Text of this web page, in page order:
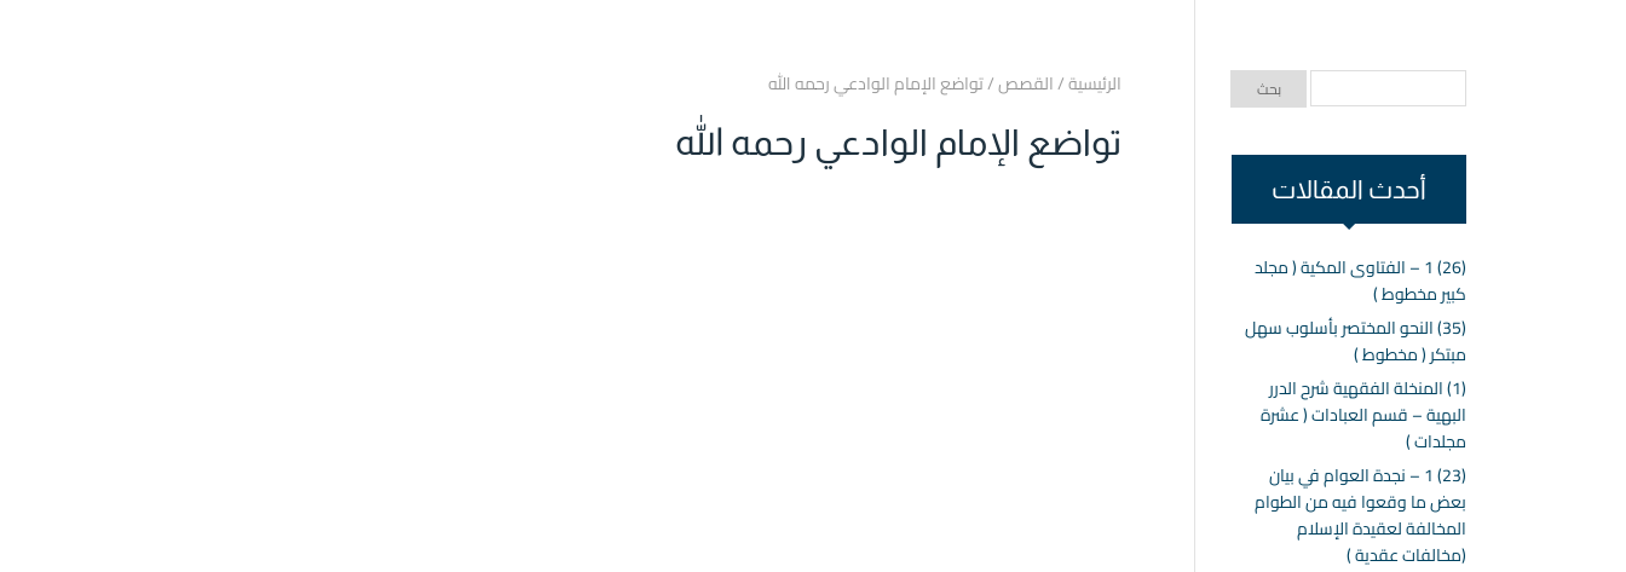
الرئيسية/القصص/تواضع الإمام الوادعي رحمه الله
تواضع الإمام الوادعي رحمه الله
أحدث المقالات
(26) 1 – الفتاوى المكية ( مجلد
كبير مخطوط )
(35) النحو المختصر بأسلوب سهل
مبتكر ( مخطوط )
(1) المنخلة الفقهية شرح الدرر
البهية – قسم العبادات ( عشرة
مجلدات )
(23) 1 – نجدة العوام في بيان
بعض ما وقعوا فيه من الطوام
المخالفة لعقيدة الإسلام
(مخالفات عقدية )